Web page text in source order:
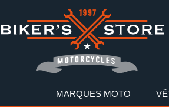
MARQUES MOTO